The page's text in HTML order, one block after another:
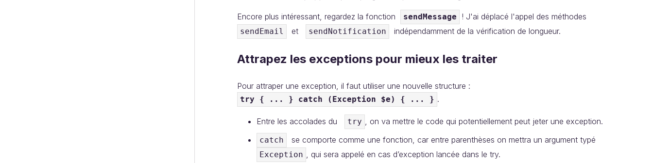
Encore plus intéressant, regardez la fonction sendMessage ! J'ai déplacé l'appel des méthodes
sendEmail et sendNotification indépendamment de la vérification de longueur.
Attrapez les exceptions pour mieux les traiter
Pour attraper une exception, il faut utiliser une nouvelle structure :
try { ... } catch (Exception $e) { ... } .
Entre les accolades du try , on va mettre le code qui potentiellement peut jeter une exception.
catch se comporte comme une fonction, car entre parenthèses on mettra un argument typé
Exception , qui sera appelé en cas d’exception lancée dans le try.